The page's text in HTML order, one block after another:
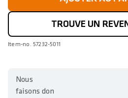
TROUVE UN
Item-no. 57232-5011
Nous
faisons don